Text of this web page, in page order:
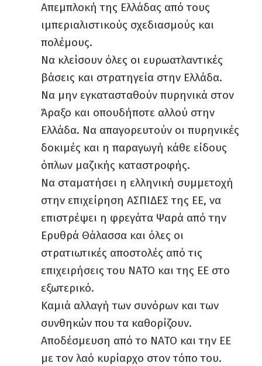
Απεμπλοκή της Ελλάδας από τους
ιμπεριαλι­στικούς σχεδιασμούς και
πολέμους.
Να κλείσουν όλες οι ευρωατλαντικές
βάσεις και στρατηγεία στην Ελλάδα.
Να μην εγκατασταθούν πυρηνικά στον
Άραξο και οπουδήποτε αλλού στην
Ελλάδα. Να απαγορευτούν οι πυρηνικές
δοκιμές και η παραγωγή κάθε είδους
όπλων μαζικής καταστροφής.
Να σταματήσει η ελληνική συμμετοχή
στην επιχείρηση ΑΣΠΙΔΕΣ της ΕΕ, να
επιστρέψει η φρεγάτα Ψαρά από την
Ερυθρά Θάλασσα και όλες οι
στρατιωτικές αποστολές από τις
επιχειρήσεις του ΝΑΤΟ και της ΕΕ στο
εξωτε­ρικό.
Καμιά αλλαγή των συνόρων και των
συνθηκών που τα καθορίζουν.
Αποδέσμευση από το ΝΑΤΟ και την ΕΕ
με τον λαό κυρίαρχο στον τόπο του.